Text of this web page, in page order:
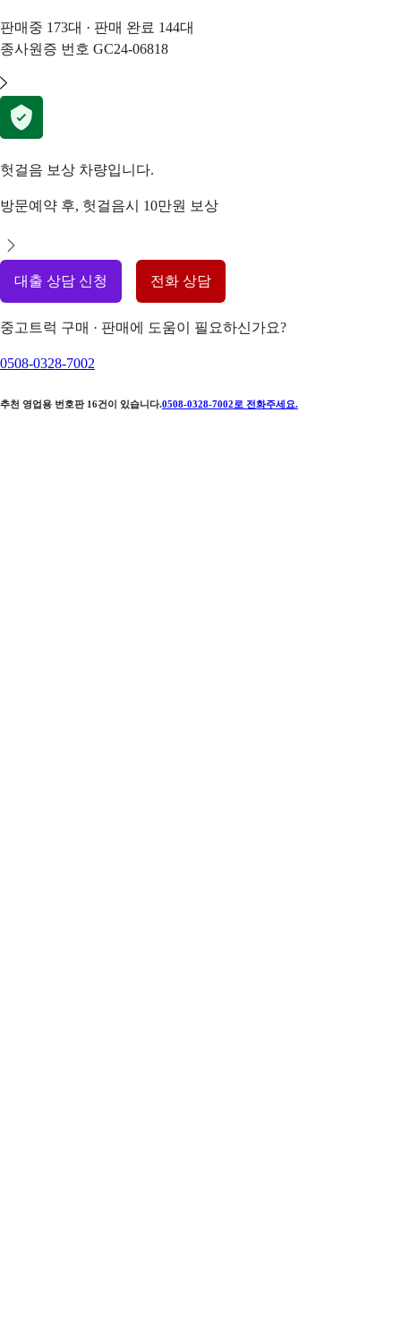
판매중 173대 · 판매 완료 144대
종사원증 번호 GC24-06818
헛걸음 보상 차량입니다.
방문예약 후, 헛걸음시 10만원 보상
대출 상담 신청 전화 상담
중고트럭 구매 · 판매에 도움이 필요하신가요?
0508-0328-7002
추천 영업용 번호판 16건이 있습니다.0508-0328-7002 로 전화주세요.